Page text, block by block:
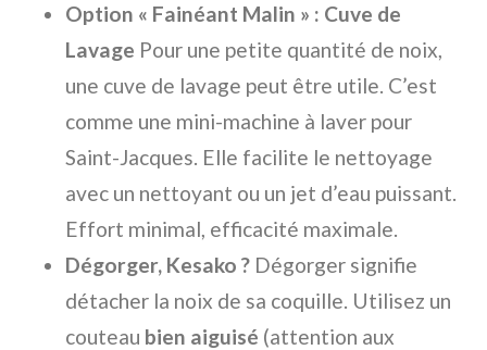
Option « Fainéant Malin » : Cuve de
Lavage Pour une petite quantité de noix,
une cuve de lavage peut être utile. C’est
comme une mini-machine à laver pour
Saint-Jacques. Elle facilite le nettoyage
avec un nettoyant ou un jet d’eau puissant.
Effort minimal, efficacité maximale.
Dégorger, Kesako ? Dégorger signifie
détacher la noix de sa coquille. Utilisez un
couteau bien aiguisé (attention aux